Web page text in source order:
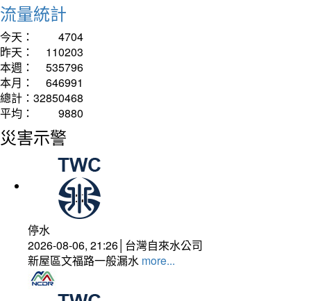
流量統計
今天：
4704
昨天：
110203
本週：
535796
本月：
646991
總計： 32850468
平均：
9880
災害示警
停水
2026-08-06, 21:26│台灣自來水公司
新屋區文福路一般漏水 more...